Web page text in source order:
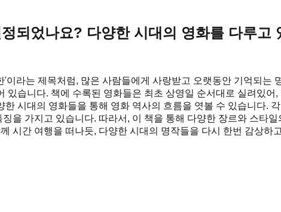
되었나요? 다양한 시대의 영화를 다루고
이라는 제목처럼, 많은 사람들에게 사랑받고 오랫동안 기억되는
습니다. 책에 수록된 영화들은 최초 상영일 순서대로 실려있어
시대의 영화들을 통해 영화 역사의 흐름을 엿볼 수 있습니다.
을 가지고 있습니다. 따라서, 이 책을 통해 다양한 장르와 스타
시간 여행을 떠나듯, 다양한 시대의 명작들을 다시 한번 감상하